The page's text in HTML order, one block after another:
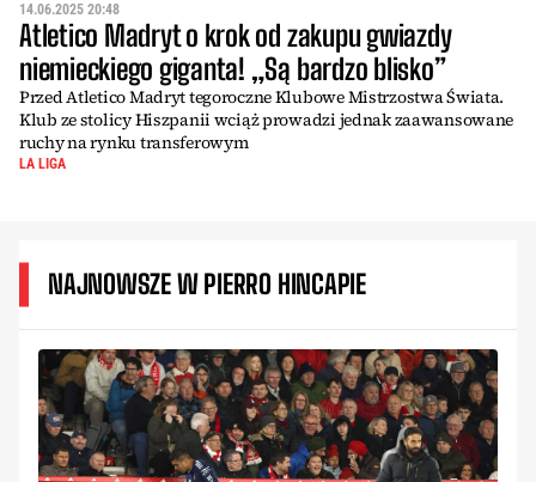
14.06.2025 20:48
Atletico Madryt o krok od zakupu gwiazdy
niemieckiego giganta! „Są bardzo blisko”
Przed Atletico Madryt tegoroczne Klubowe Mistrzostwa Świata.
Klub ze stolicy Hiszpanii wciąż prowadzi jednak zaawansowane
ruchy na rynku transferowym
LA LIGA
NAJNOWSZE W PIERRO HINCAPIE